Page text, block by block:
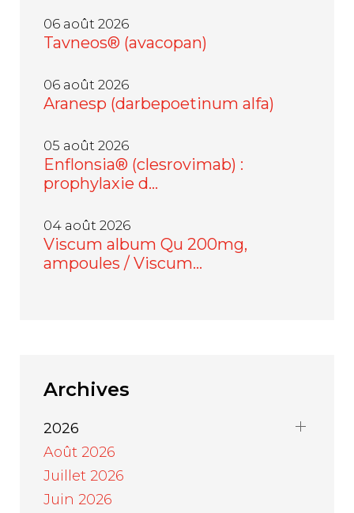
06 août 2026
Tavneos® (avacopan)
06 août 2026
Aranesp (darbepoetinum alfa)
05 août 2026
Enflonsia® (clesrovimab) :
prophylaxie d…
04 août 2026
Viscum album Qu 200mg,
ampoules / Viscum…
Archives
2026
Août 2026
Juillet 2026
Juin 2026